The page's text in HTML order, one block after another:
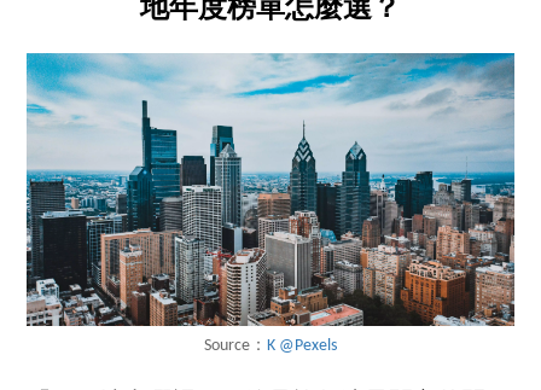
地年度榜單怎麼選？
Source： K @Pexels